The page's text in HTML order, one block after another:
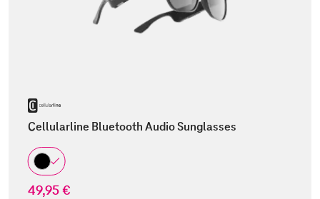
Cellularline Bluetooth Audio Sunglasses
49,95 €